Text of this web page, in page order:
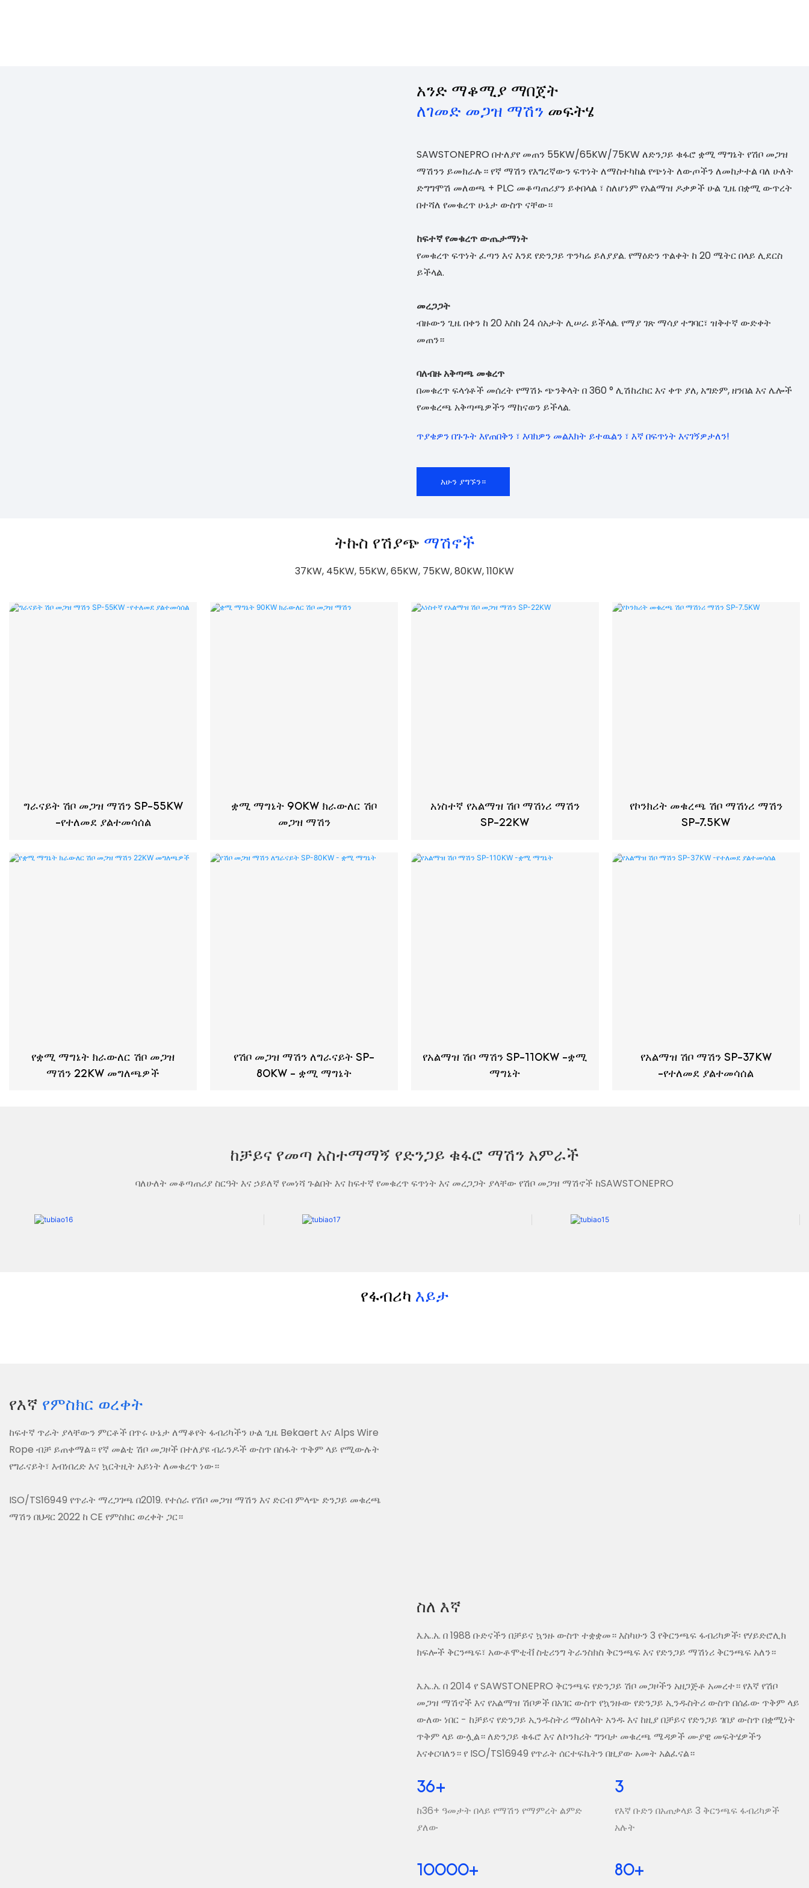
አንድ ማቆሚያ ማበጀት
ለገመድ መጋዝ ማሽን መፍትሄ
SAWSTONEPRO በተለያየ መጠን 55KW/65KW/75KW ለድንጋይ ቁፋሮ ቋሚ ማግኔት የሽቦ መጋዝ
ማሽንን ይመክራሉ። የኛ ማሽን የእግረኛውን ፍጥነት ለማስተካከል የጭነት ለውጦችን ለመከታተል ባለ ሁለት
ድግግሞሽ መለወጫ + PLC መቆጣጠሪያን ይቀበላል ፣ ስለሆነም የአልማዝ ዶቃዎች ሁል ጊዜ በቋሚ ውጥረት
በተሻለ የመቁረጥ ሁኔታ ውስጥ ናቸው።
ከፍተኛ የመቁረጥ ውጤታማነት
የመቁረጥ ፍጥነት ፈጣን እና እንደ የድንጋይ ጥንካሬ ይለያያል. የማዕድን ጥልቀት ከ 20 ሜትር በላይ ሊደርስ
ይችላል.
መረጋጋት
ብዙውን ጊዜ በቀን ከ 20 እስከ 24 ሰአታት ሊሠራ ይችላል. የማያ ገጽ ማሳያ ተግባር፣ ዝቅተኛ ውድቀት
መጠን።
ባለብዙ አቅጣጫ መቁረጥ
በመቁረጥ ፍላጎቶች መሰረት የማሽኑ ጭንቅላት በ 360 ° ሊሽከረከር እና ቀጥ ያለ, አግድም, ዘንበል እና ሌሎች
የመቁረጫ አቅጣጫዎችን ማከናወን ይችላል.
ጥያቄዎን በጉጉት እየጠበቅን ፣ እባክዎን መልእክት ይተዉልን ፣ እኛ በፍጥነት እናገኝዎታለን!
አሁን ያግኙን።
ትኩስ የሽያጭ ማሽኖች
37KW, 45KW, 55KW, 65KW, 75KW, 80KW, 110KW
ግራናይት ሽቦ መጋዝ ማሽን SP-55KW
-የተለመደ ያልተመሳሰል
ቋሚ ማግኔት 90KW ክራውለር ሽቦ
መጋዝ ማሽን
አነስተኛ የአልማዝ ሽቦ ማሽነሪ ማሽን
SP-22KW
የኮንክሪት መቁረጫ ሽቦ ማሽነሪ ማሽን
SP-7.5KW
የቋሚ ማግኔት ክራውለር ሽቦ መጋዝ
ማሽን 22KW መግለጫዎች
የሽቦ መጋዝ ማሽን ለግራናይት SP-
80KW - ቋሚ ማግኔት
የአልማዝ ሽቦ ማሽን SP-110KW -ቋሚ
ማግኔት
የአልማዝ ሽቦ ማሽን SP-37KW
-የተለመደ ያልተመሳሰል
ከቻይና የመጣ አስተማማኝ የድንጋይ ቁፋሮ ማሽን አምራች
ባለሁለት መቆጣጠሪያ ስርዓት እና ኃይለኛ የመነሻ ጉልበት እና ከፍተኛ የመቁረጥ ፍጥነት እና መረጋጋት ያላቸው የሽቦ መጋዝ ማሽኖች ከSAWSTONEPRO
የፋብሪካ እይታ
የእኛ የምስክር ወረቀት
ከፍተኛ ጥራት ያላቸውን ምርቶች በጥሩ ሁኔታ ለማቆየት ፋብሪካችን ሁል ጊዜ Bekaert እና Alps Wire
Rope ብቻ ይጠቀማል። የኛ መልቲ ሽቦ መጋዞች በተለያዩ ብራንዶች ውስጥ በስፋት ጥቅም ላይ የሚውሉት
የግራናይት፣ እብነበረድ እና ኳርትዚት አይነት ለመቁረጥ ነው።
ISO/TS16949 የጥራት ማረጋገጫ በ2019. የተሰራ የሽቦ መጋዝ ማሽን እና ድርብ ምላጭ ድንጋይ መቁረጫ
ማሽን በህዳር 2022 ከ CE የምስክር ወረቀት ጋር።
ስለ እኛ
እ.ኤ.አ. በ 1988 ቡድናችን በቻይና ኳንዙ ውስጥ ተቋቋመ። እስካሁን 3 የቅርንጫፍ ፋብሪካዎች፡ የሃይድሮሊክ
ክፍሎች ቅርንጫፍ፣ አውቶሞቲቭ ስቲሪንግ ትራንስክስ ቅርንጫፍ እና የድንጋይ ማሽነሪ ቅርንጫፍ አለን።
እ.ኤ.አ. በ 2014 የ SAWSTONEPRO ቅርንጫፍ የድንጋይ ሽቦ መጋዞችን አዘጋጅቶ አመረተ። የእኛ የሽቦ
መጋዝ ማሽኖች እና የአልማዝ ሽቦዎች በአገር ውስጥ የኳንዙው የድንጋይ ኢንዱስትሪ ውስጥ በሰፊው ጥቅም ላይ
ውለው ነበር - ከቻይና የድንጋይ ኢንዱስትሪ ማዕከላት አንዱ እና ከዚያ በቻይና የድንጋይ ገበያ ውስጥ በቋሚነት
ጥቅም ላይ ውሏል። ለድንጋይ ቁፋሮ እና ለኮንክሪት ግንባታ መቁረጫ ሜዳዎች ሙያዊ መፍትሄዎችን
እናቀርባለን። የ ISO/TS16949 የጥራት ሰርተፍኬትን በዚያው አመት አልፈናል።
36+
ከ36+ ዓመታት በላይ የማሽን የማምረት ልምድ
ያለው
3
የእኛ ቡድን በአጠቃላይ 3 ቅርንጫፍ ፋብሪካዎች
አሉት
10000+ 80+